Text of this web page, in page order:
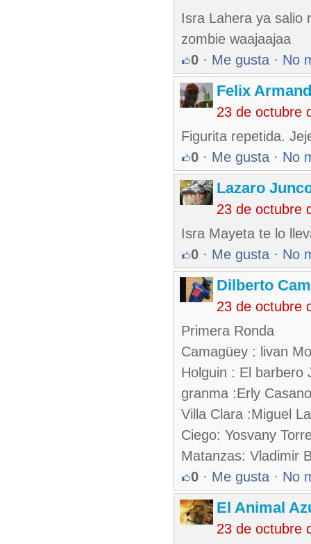
Isra Lahera ya salio
zombie waajaajaa
0 · Me gusta · No
Felix
23 de octubre
Figurita repetida.
0 · Me gusta · No
Lazaro
23 de octubre
Isra Mayeta te lo
0 · Me gusta · No
Dilberto
23 de octubre
Primera Ronda
Camagüey : livan
Holguin : El barbero
granma :Erly
Villa Clara :Miguel
Ciego: Yosvany
Matanzas: Vladimir
0 · Me gusta · No
El Animal
23 de octubre